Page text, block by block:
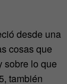
desde una
cosas que
sobre lo que
también